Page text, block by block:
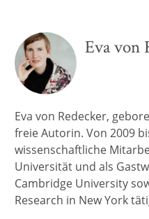
Eva von
Eva von Redecker,
freie Autorin. Von 2009
wissenschaftliche
Universität und als
Cambridge University
Research in New York